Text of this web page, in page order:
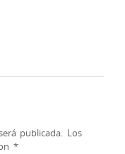
publicada. Los
*